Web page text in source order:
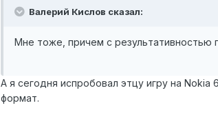
Валерий Кислов сказал:
Мне тоже, причем с результативностью
А я сегодня испробовал этцу игру на
формат.